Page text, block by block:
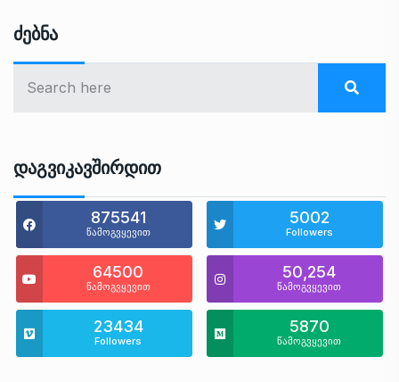
Ძებნა
Დაგვიკავშირდით
875541
წამოგვყევით
5002
Followers
64500
წამოგვყევით
50,254
წამოგვყევით
23434
Followers
5870
წამოგვყევით